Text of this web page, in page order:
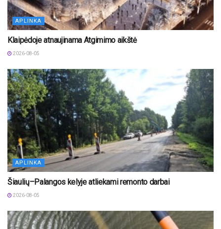
APLINKA
Klaipėdoje atnaujinama Atgimimo aikštė
2026-08-05
APLINKA
Šiaulių–Palangos kelyje atliekami remonto darbai
2026-08-05